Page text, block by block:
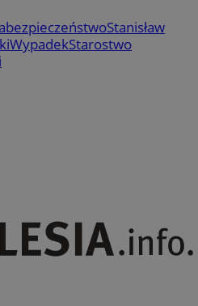
bezpieczeństwoStanisław
WypadekStarostwo